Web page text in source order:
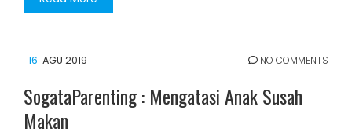
16 AGU 2019 NO COMMENTS
SogataParenting : Mengatasi Anak Susah
Makan